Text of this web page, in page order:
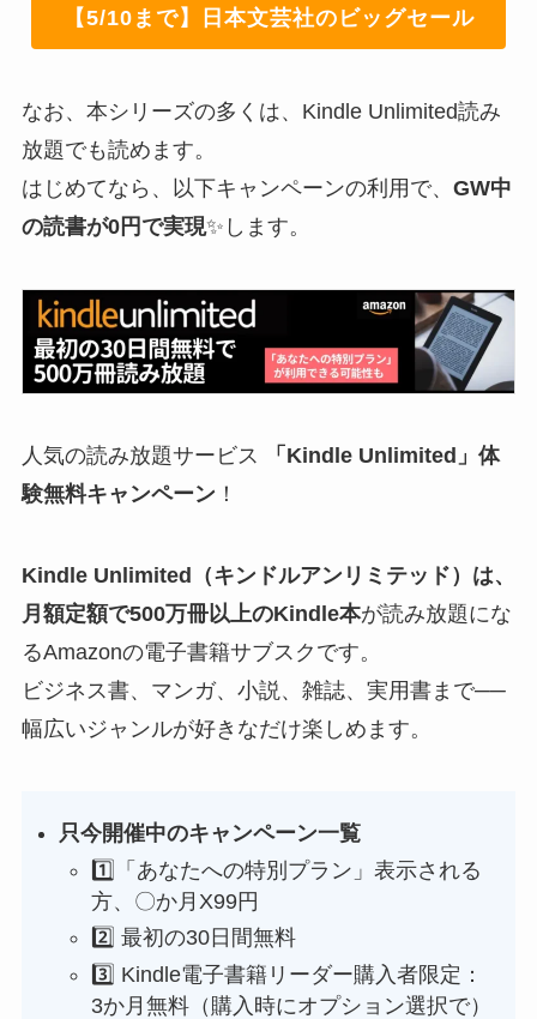
【5/10まで】日本文芸社のビッグセール
なお、本シリーズの多くは、Kindle Unlimited読み
放題でも読めます。
はじめてなら、以下キャンペーンの利用で、 GW中
の読書が0円で実現✨します。
人気の読み放題サービス
「Kindle Unlimited」体
験無料キャンペーン！
Kindle Unlimited（キンドルアンリミテッド） は、
月額定額で500万冊以上のKindle本が読み放題にな
るAmazonの電子書籍サブスクです。
ビジネス書、マンガ、小説、雑誌、実用書まで──
幅広いジャンルが好きなだけ楽しめます。
只今開催中のキャンペーン一覧
1️⃣「あなたへの特別プラン」表示される
方、〇か月X99円
2️⃣ 最初の30日間無料
3️⃣ Kindle電子書籍リーダー購入者限定：
3か月無料（購入時にオプション選択で）